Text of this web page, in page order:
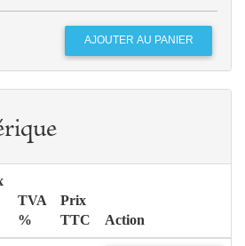
TVA
%
Prix
TTC
Action